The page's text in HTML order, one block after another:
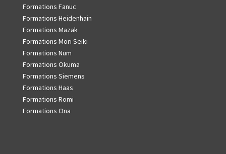
Formations Fanuc
Formations Heidenhain
Formations Mazak
Formations Mori Seiki
Formations Num
Formations Okuma
Formations Siemens
Formations Haas
Formations Romi
Formations Ona